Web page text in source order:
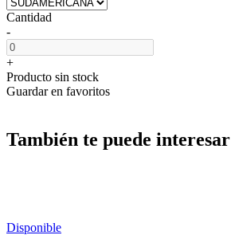
Cantidad
-
+
Producto sin stock
Guardar en favoritos
También te puede interesar
Disponible